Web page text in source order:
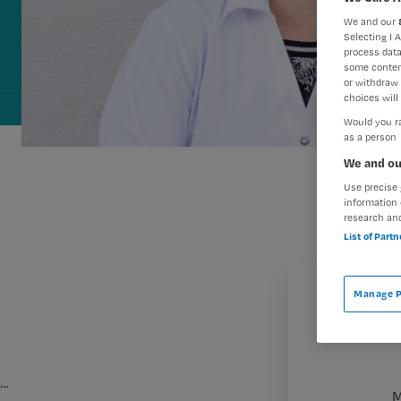
…
We and our
Selecting I
process
some
or withdraw
choices will
Would you
as a person
We and
Use
information
research
List of
Manage